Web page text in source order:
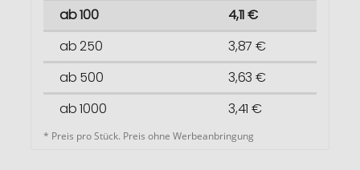
ab 100
4,11 €
ab 250
3,87 €
ab 500
3,63 €
ab 1000
3,41 €
* Preis pro Stück. Preis ohne Werbeanbringung